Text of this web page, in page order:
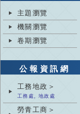
主題瀏覽
機關瀏覽
卷期瀏覽
公報資訊網
工務地政＞
工務處, 地政處
勞青工商＞